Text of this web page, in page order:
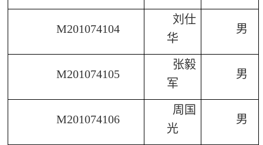
M201074104
刘仕
华
男
M201074105
张毅
军
男
M201074106
周国
光
男